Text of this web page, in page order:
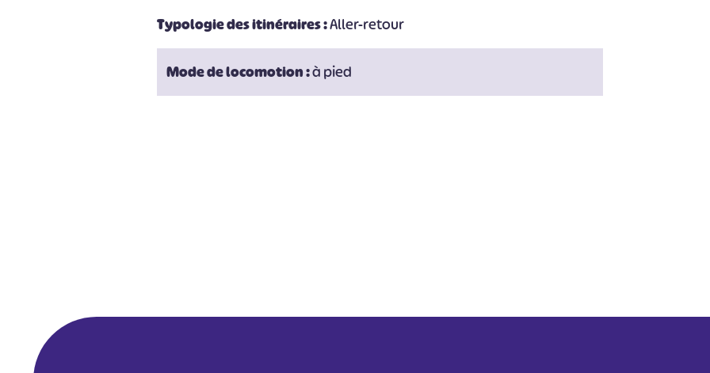
Typologie des itinéraires :Aller-retour
Mode de locomotion :à pied